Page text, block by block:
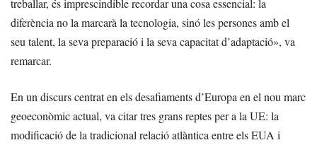
treballar, és imprescindible recordar una cosa essencial: la
diferència no la marcarà la tecnologia, sinó les persones amb el
seu talent, la seva preparació i la seva capacitat d’adaptació», va
remarcar.
En un discurs centrat en els desafiaments d’Europa en el nou marc
geoeconòmic actual, va citar tres grans reptes per a la UE: la
modificació de la tradicional relació atlàntica entre els EUA i